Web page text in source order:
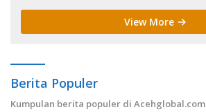
View More
Berita Populer
Kumpulan berita populer di Acehglobal.com